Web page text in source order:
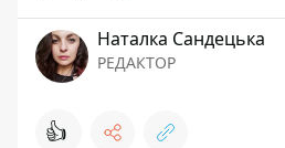
Наталка Сандецька
РЕДАКТОР
👍